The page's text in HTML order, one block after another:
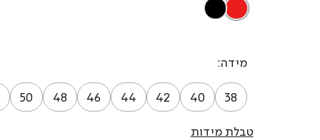
RED
BLACK
מידה
38
40
42
44
46
48
50
טבלת מידות